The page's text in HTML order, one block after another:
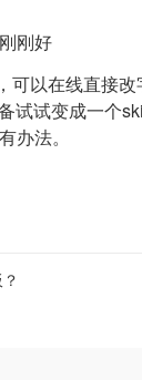
刚好
可以在线直接
试试变成一个
办法。